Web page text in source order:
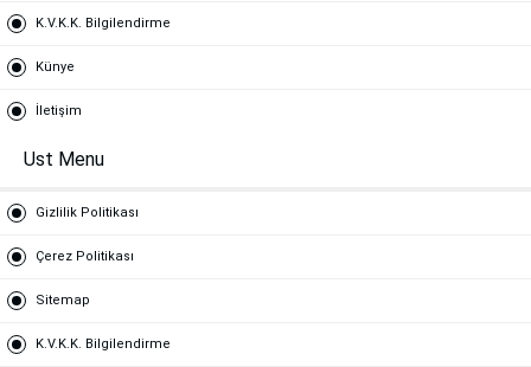
K.V.K.K. Bilgilendirme
Künye
İletişim
Ust Menu
Gizlilik Politikası
Çerez Politikası
Sitemap
K.V.K.K. Bilgilendirme